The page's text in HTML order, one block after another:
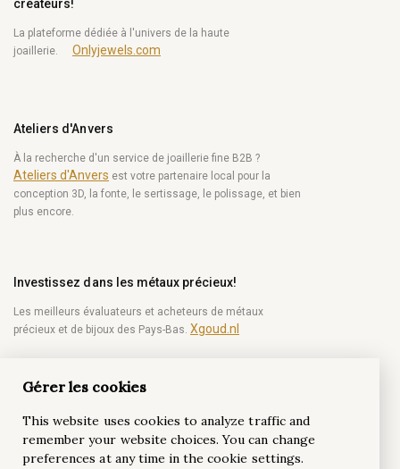
créateurs!
La plateforme dédiée à l'univers de la haute
joaillerie.
Onlyjewels.com
Ateliers d'Anvers
À la recherche d'un service de joaillerie fine B2B ?
Ateliers d'Anvers est votre partenaire local pour la
conception 3D, la fonte, le sertissage, le polissage, et bien
plus encore.
Investissez dans les métaux précieux!
Les meilleurs évaluateurs et acheteurs de métaux
précieux et de bijoux des Pays-Bas. Xgoud.nl
Devenez un initié du diamant!
Soyez le premier à recevoir des nouvelles hebdomadaires
du monde du diamant.
Gérer les cookies
This website uses cookies to analyze traffic and
remember your website choices. You can change
preferences at any time in the cookie settings.